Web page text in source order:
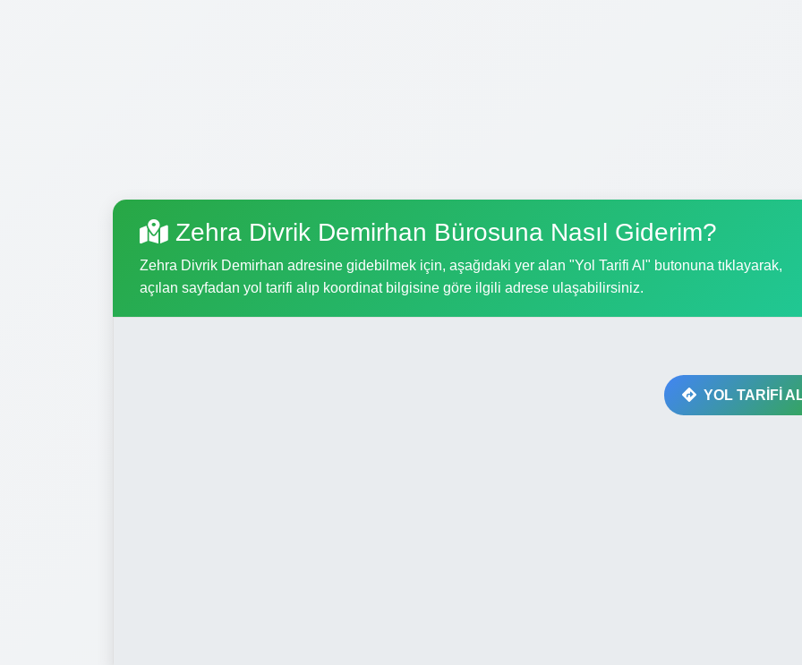
Zehra Divrik Demirhan Bürosuna Nasıl Giderim?
Zehra Divrik Demirhan adresine gidebilmek için, aşağıdaki yer alan "Yol Tarifi Al" butonuna tıklayarak,
açılan sayfadan yol tarifi alıp koordinat bilgisine göre ilgili adrese ulaşabilirsiniz.
YOL TARİFİ